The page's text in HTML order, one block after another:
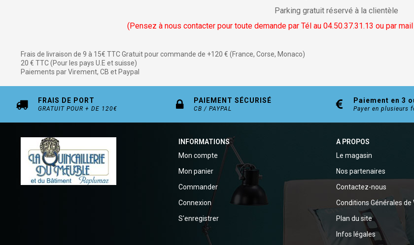
Parking gratuit réservé à la clientèle
(Pensez à nous contacter pour toute demande par Tél au 04.50.37.31.13 ou par mail
Frais de livraison de 9 à 15€ TTC Gratuit pour commande de +120 € (France, Corse, Monaco)
20 € TTC (Pour les pays U.E et suisse)
Paiements par Virement, CB et Paypal
FRAIS DE PORT
GRATUIT POUR + DE 120€
PAIEMENT SÉCURISÉ
CB / PAYPAL
Paiement en 3
Payer en plusieurs
INFORMATIONS
Mon compte
Mon panier
Commander
Connexion
S'enregistrer
A PROPOS
Le magasin
Nos partenaires
Contactez-nous
Conditions Générales de
Plan du site
Infos légales